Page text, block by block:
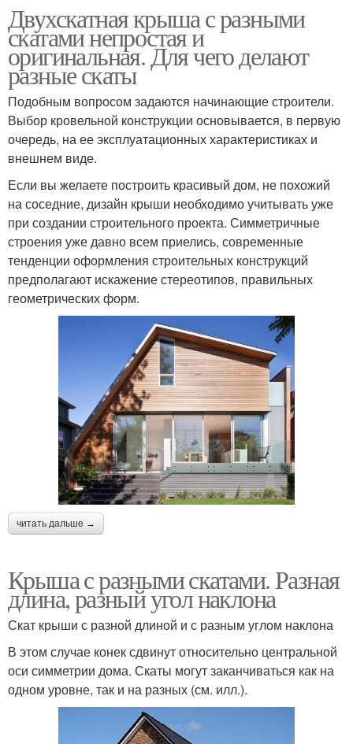
Двухскатная крыша с разными
скатами непростая и
оригинальная. Для чего делают
разные скаты
Подобным вопросом задаются начинающие строители.
Выбор кровельной конструкции основывается, в первую
очередь, на ее эксплуатационных характеристиках и
внешнем виде.
Если вы желаете построить красивый дом, не похожий
на соседние, дизайн крыши необходимо учитывать уже
при создании строительного проекта. Симметричные
строения уже давно всем приелись, современные
тенденции оформления строительных конструкций
предполагают искажение стереотипов, правильных
геометрических форм.
читать дальше →
Крыша с разными скатами. Разная
длина, разный угол наклона
Скат крыши с разной длиной и с разным углом наклона
В этом случае конек сдвинут относительно центральной
оси симметрии дома. Скаты могут заканчиваться как на
одном уровне, так и на разных (см. илл.).